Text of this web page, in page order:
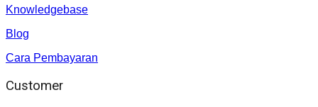
Knowledgebase
Blog
Cara Pembayaran
Customer